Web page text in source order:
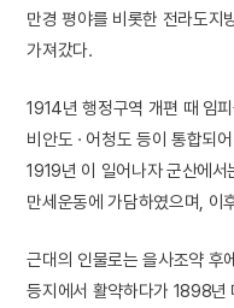
만경 평야를 비롯한 전라도지
가져갔다.
1914년 행정구역 개편 때 임
비안도 · 어청도 등이 통합되
1919년 이 일어나자 군산에
만세운동에 가담하였으며, 이
근대의 인물로는 을사조약 후
등지에서 활약하다가 1898년